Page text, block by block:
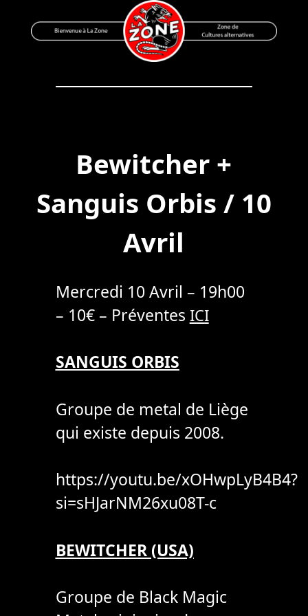
to
Bienvenue à La Zone
Zone de Cultures Alternatives
Bewitcher +
Sanguis Orbis / 10
Avril
Mercredi 10 Avril – 19h00
– 10€ – Préventes ICI
SANGUIS ORBIS
Groupe de metal de Liège
qui existe depuis 2008.
https://youtu.be/xOHwpLyB4B4?
si=sHJarNM26xu08T-c
BEWITCHER (USA)
Groupe de Black Magic